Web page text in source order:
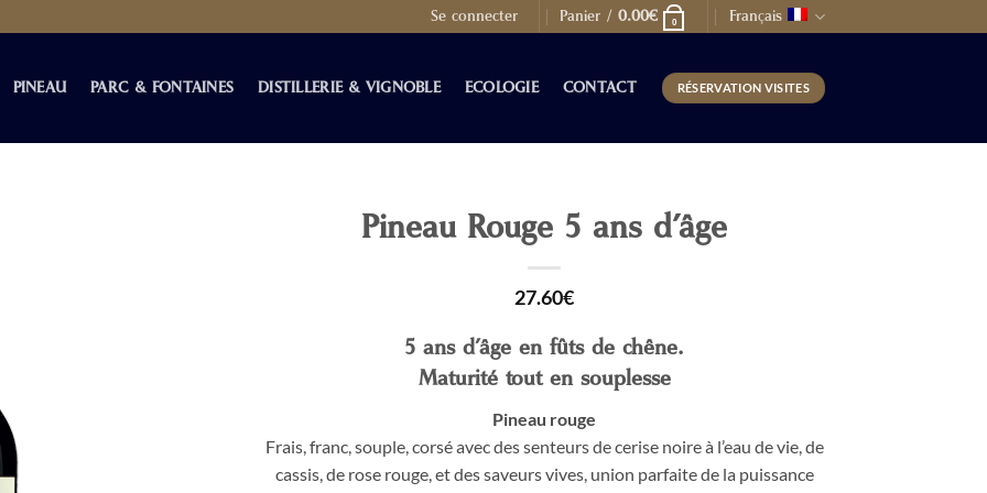
Se connecter Panier /0.00€ 0 Français
PINEAU PARC & FONTAINES DISTILLERIE & VIGNOBLE ECOLOGIE CONTACT RÉSERVATION VISITES
Pineau Rouge 5 ans d’âge
27.60€
5 ans d’âge en fûts de chêne.
Maturité tout en souplesse
Pineau rouge
Frais, franc, souple, corsé avec des senteurs de cerise noire à l’eau de vie, de
cassis, de rose rouge, et des saveurs vives, union parfaite de la puissance